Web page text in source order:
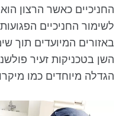
החניכיים כאשר הרצון
לשימור החניכיים
באזורים המיועדים תוך
השן בטכניקות זעיר
הגדלה מיוחדים כמו